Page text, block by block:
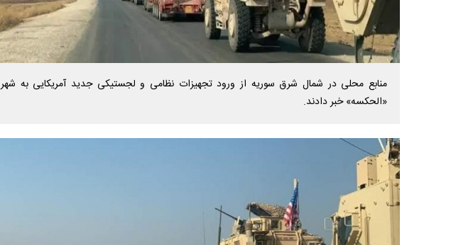
منابع محلی در شمال شرق سوریه از ورود تجهیزات نظامی و لجستیکی جدید آمریکایی به شهر
«الحکسه» خبر دادند.